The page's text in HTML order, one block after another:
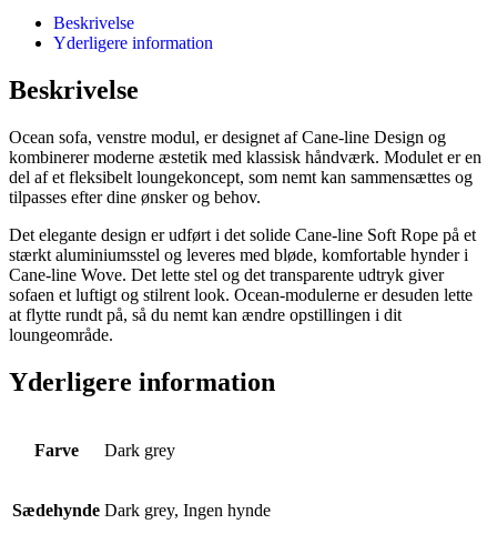
Beskrivelse
Yderligere information
Beskrivelse
Ocean sofa, venstre modul, er designet af Cane-line Design og
kombinerer moderne æstetik med klassisk håndværk. Modulet er en
del af et fleksibelt loungekoncept, som nemt kan sammensættes og
tilpasses efter dine ønsker og behov.
Det elegante design er udført i det solide Cane-line Soft Rope på et
stærkt aluminiumsstel og leveres med bløde, komfortable hynder i
Cane-line Wove. Det lette stel og det transparente udtryk giver
sofaen et luftigt og stilrent look. Ocean-modulerne er desuden lette
at flytte rundt på, så du nemt kan ændre opstillingen i dit
loungeområde.
Yderligere information
Farve Dark grey
Sædehynde Dark grey, Ingen hynde